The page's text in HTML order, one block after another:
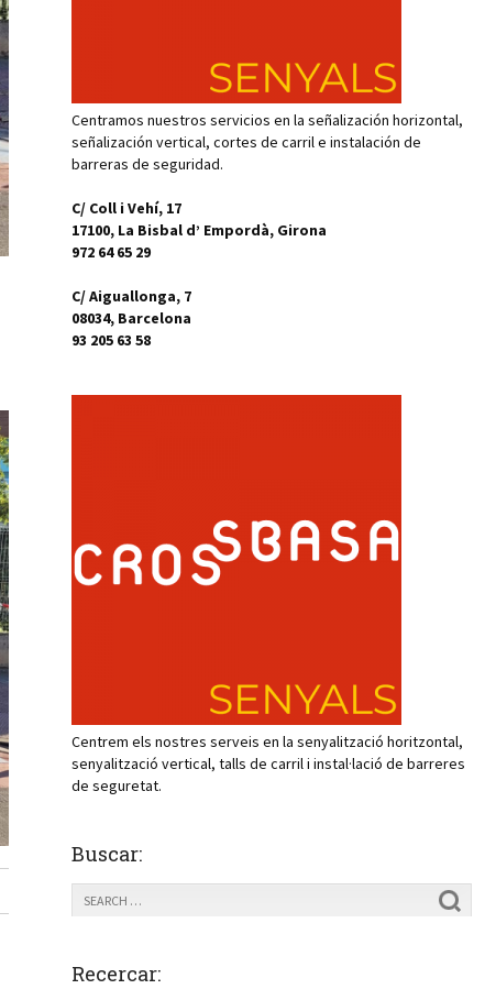
Centramos nuestros servicios en la señalización horizontal,
señalización vertical, cortes de carril e instalación de
barreras de seguridad.
C/ Coll i Vehí, 17
17100, La Bisbal d’ Empordà, Girona
972 64 65 29
C/ Aiguallonga, 7
08034, Barcelona
93 205 63 58
Centrem els nostres serveis en la senyalització horitzontal,
senyalització vertical, talls de carril i instal·lació de barreres
de seguretat.
Buscar:
Recercar: